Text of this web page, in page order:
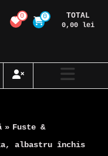
0 0 TOTAL
0,00 lei
» Fuste &
albastru închis